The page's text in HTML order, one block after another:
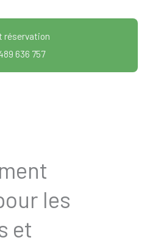
réservation
636 757
les
et